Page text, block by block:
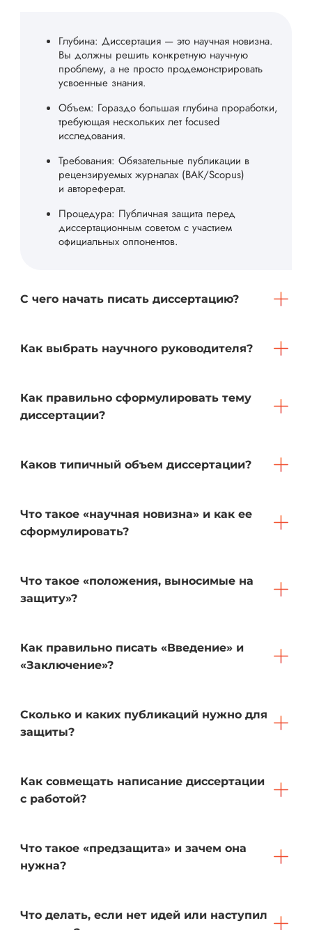
Глубина: Диссертация — это научная новизна.
Вы должны решить конкретную научную
проблему, а не просто продемонстрировать
усвоенные знания.
Объем: Гораздо большая глубина проработки,
требующая нескольких лет focused
исследования.
Требования: Обязательные публикации в
рецензируемых журналах (ВАК/Scopus)
и автореферат.
Процедура: Публичная защита перед
диссертационным советом с участием
официальных оппонентов.
С чего начать писать диссертацию?
Как выбрать научного руководителя?
Как правильно сформулировать тему
диссертации?
Каков типичный объем диссертации?
Что такое «научная новизна» и как ее
сформулировать?
Что такое «положения, выносимые на
защиту»?
Как правильно писать «Введение» и
«Заключение»?
Сколько и каких публикаций нужно для
защиты?
Как совмещать написание диссертации
с работой?
Что такое «предзащита» и зачем она
нужна?
Что делать, если нет идей или наступил